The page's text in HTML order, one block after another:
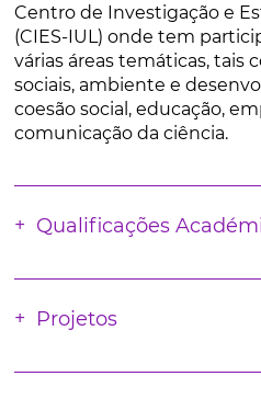
Centro de Investigação e
(CIES-IUL) onde tem
várias áreas temáticas, tais
sociais, ambiente e
coesão social, educação,
comunicação da ciência.
Qualificações
Projetos